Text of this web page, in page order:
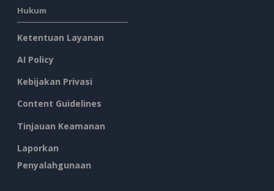
Hukum
Ketentuan Layanan
AI Policy
Kebijakan Privasi
Content Guidelines
Tinjauan Keamanan
Laporkan
Penyalahgunaan